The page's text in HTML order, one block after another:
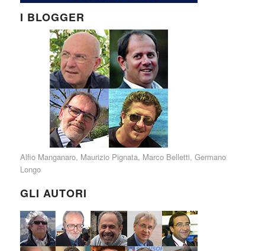
I BLOGGER
Alfio Manganaro, Maurizio Pignata, Marco Belletti, Germano
Longo
GLI AUTORI